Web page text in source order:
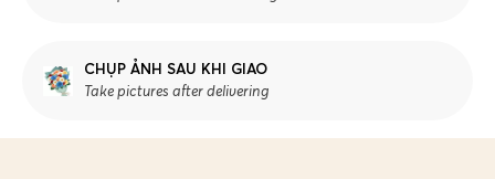
CHỤP ẢNH SAU KHI GIAO
Take pictures after delivering